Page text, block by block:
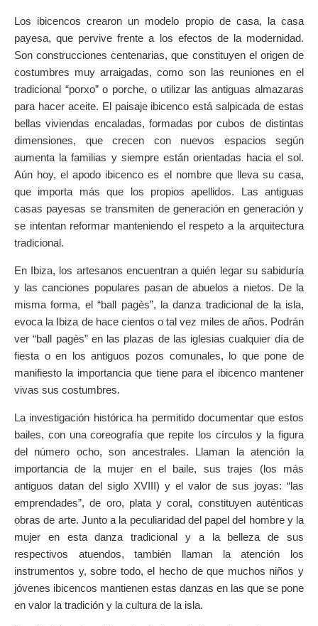
Los ibicencos crearon un modelo propio de casa, la casa
payesa, que pervive frente a los efectos de la modernidad.
Son construcciones centenarias, que constituyen el origen de
costumbres muy arraigadas, como son las reuniones en el
tradicional “porxo” o porche, o utilizar las antiguas almazaras
para hacer aceite. El paisaje ibicenco está salpicada de estas
bellas viviendas encaladas, formadas por cubos de distintas
dimensiones, que crecen con nuevos espacios según
aumenta la familias y siempre están orientadas hacia el sol.
Aún hoy, el apodo ibicenco es el nombre que lleva su casa,
que importa más que los propios apellidos. Las antiguas
casas payesas se transmiten de generación en generación y
se intentan reformar manteniendo el respeto a la arquitectura
tradicional.
En Ibiza, los artesanos encuentran a quién legar su sabiduría
y las canciones populares pasan de abuelos a nietos. De la
misma forma, el “ball pagès”, la danza tradicional de la isla,
evoca la Ibiza de hace cientos o tal vez miles de años. Podrán
ver “ball pagès” en las plazas de las iglesias cualquier día de
fiesta o en los antiguos pozos comunales, lo que pone de
manifiesto la importancia que tiene para el ibicenco mantener
vivas sus costumbres.
La investigación histórica ha permitido documentar que estos
bailes, con una coreografía que repite los círculos y la figura
del número ocho, son ancestrales. Llaman la atención la
importancia de la mujer en el baile, sus trajes (los más
antiguos datan del siglo XVIII) y el valor de sus joyas: “las
emprendades”, de oro, plata y coral, constituyen auténticas
obras de arte. Junto a la peculiaridad del papel del hombre y la
mujer en esta danza tradicional y a la belleza de sus
respectivos atuendos, también llaman la atención los
instrumentos y, sobre todo, el hecho de que muchos niños y
jóvenes ibicencos mantienen estas danzas en las que se pone
en valor la tradición y la cultura de la isla.